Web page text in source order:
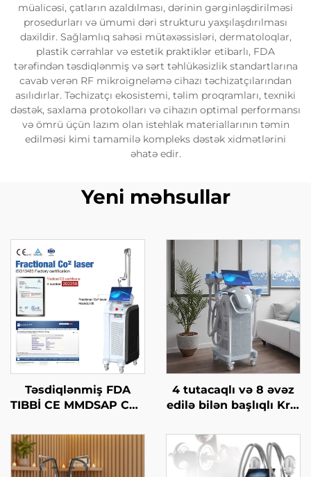
müalicəsi, çatların azaldılması, dərinin gərginləşdirilməsi
prosedurları və ümumi dəri strukturu yaxşılaşdırılması
daxildir. Sağlamlıq sahəsi mütəxəssisləri, dermatoloqlar,
plastik cərrahlar və estetik praktiklər etibarlı, FDA
tərəfindən təsdiqlənmiş və sərt təhlükəsizlik standartlarına
cavab verən RF mikroigneləmə cihazı təchizatçılarından
asılıdırlar. Təchizatçı ekosistemi, təlim proqramları, texniki
dəstək, saxlama protokolları və cihazın optimal performansı
və ömrü üçün lazım olan istehlak materiallarının təmin
edilməsi kimi tamamilə kompleks dəstək xidmətlərini
əhatə edir.
Yeni məhsullar
Təsdiqlənmiş FDA
TIBBİ CE MMDSAP CO2
Maşını
4 tutacaqlı və 8 əvəz
edilə bilən başlıqlı Krio
soyutma texnologiyası
ilə krioterapiya, çəki
itirmə kosmetik maşın